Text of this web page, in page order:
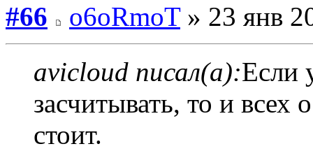
#66
o6oRmoT» 23 янв
avicloud писал(а):Если
засчитывать, то и всех
стоит.